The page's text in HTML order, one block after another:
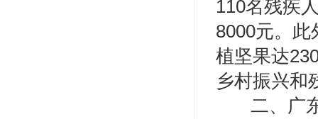
110名残疾
8000元。
植坚果达
乡村振兴和
二、广